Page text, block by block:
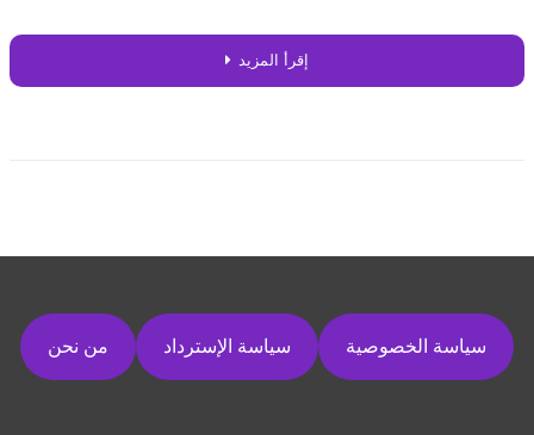
إقرأ المزيد
سياسة الخصوصية سياسة الإسترداد من نحن